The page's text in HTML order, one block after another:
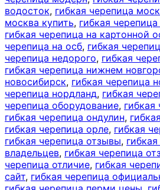
водосток, гибкая черепица
москва купить, гибкая
гибкая черепица на картонной
черепица на осб, гибкая
черепица недорого, гибкая
гибкая черепица нижнем
новосибирск, гибкая черепица
черепица нордланд, гибкая
черепица оборудование, гибкая
гибкая черепица ондулин,
гибкая черепица орле, гибкая
гибкая черепица отзывы,
владельцев, гибкая черепица
черепица отличие, гибкая
сайт, гибкая черепица